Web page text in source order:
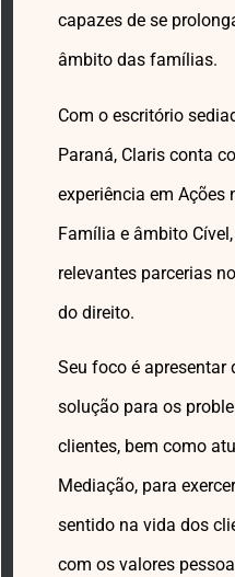
capazes de se
âmbito das famílias.
Com o escritório
Paraná, Claris conta
experiência em Ações
Família e âmbito
relevantes parcerias
do direito.
Seu foco é apresentar
solução para os
clientes, bem como
Mediação, para
sentido na vida dos
com os valores